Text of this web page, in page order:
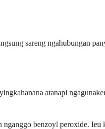
sareng ngahubungan
atanapi
benzoyl peroxide.